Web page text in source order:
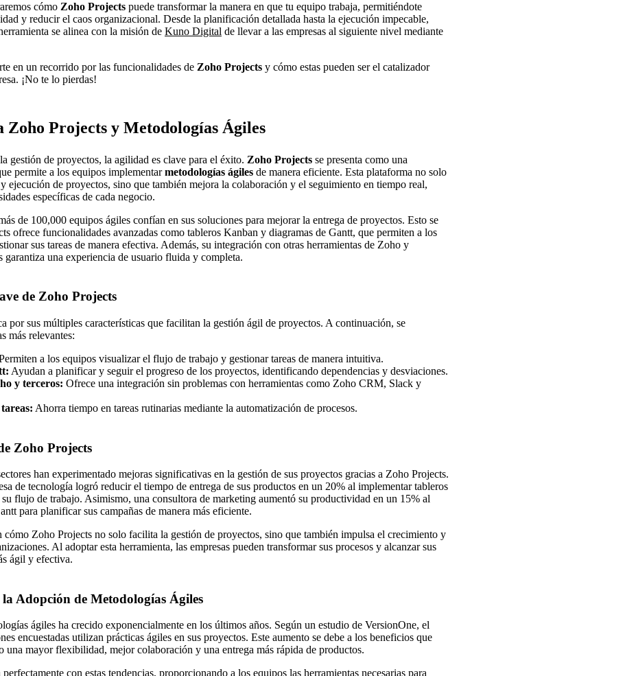
cómo Zoho Projects puede transformar la manera en que tu equipo trabaja, permitiéndote
y reducir el caos organizacional. Desde la planificación detallada hasta la ejecución impecable,
se alinea con la misión de Kuno Digital de llevar a las empresas al siguiente nivel mediante
en un recorrido por las funcionalidades de Zoho Projects y cómo estas pueden ser el catalizador
¡No te lo pierdas!
Zoho Projects y Metodologías Ágiles
gestión de proyectos, la agilidad es clave para el éxito. Zoho Projects se presenta como una
permite a los equipos implementarmetodologías ágiles de manera eficiente. Esta plataforma no solo
ejecución de proyectos, sino que también mejora la colaboración y el seguimiento en tiempo real,
específicas de cada negocio.
de 100,000 equipos ágiles confían en sus soluciones para mejorar la entrega de proyectos. Esto se
ofrece funcionalidades avanzadas como tableros Kanban y diagramas de Gantt, que permiten a los
sus tareas de manera efectiva. Además, su integración con otras herramientas de Zoho y
garantiza una experiencia de usuario fluida y completa.
de Zoho Projects
por sus múltiples características que facilitan la gestión ágil de proyectos. A continuación, se
más relevantes:
a los equipos visualizar el flujo de trabajo y gestionar tareas de manera intuitiva.
Ayudan a planificar y seguir el progreso de los proyectos, identificando dependencias y desviaciones.
y terceros: Ofrece una integración sin problemas con herramientas como Zoho CRM, Slack y
Ahorra tiempo en tareas rutinarias mediante la automatización de procesos.
Zoho Projects
han experimentado mejoras significativas en la gestión de sus proyectos gracias a Zoho Projects.
de tecnología logró reducir el tiempo de entrega de sus productos en un 20% al implementar tableros
flujo de trabajo. Asimismo, una consultora de marketing aumentó su productividad en un 15% al
para planificar sus campañas de manera más eficiente.
cómo Zoho Projects no solo facilita la gestión de proyectos, sino que también impulsa el crecimiento y
Al adoptar esta herramienta, las empresas pueden transformar sus procesos y alcanzar sus
ágil y efectiva.
la Adopción de Metodologías Ágiles
ágiles ha crecido exponencialmente en los últimos años. Según un estudio de VersionOne, el
encuestadas utilizan prácticas ágiles en sus proyectos. Este aumento se debe a los beneficios que
una mayor flexibilidad, mejor colaboración y una entrega más rápida de productos.
con estas tendencias, proporcionando a los equipos las herramientas necesarias para